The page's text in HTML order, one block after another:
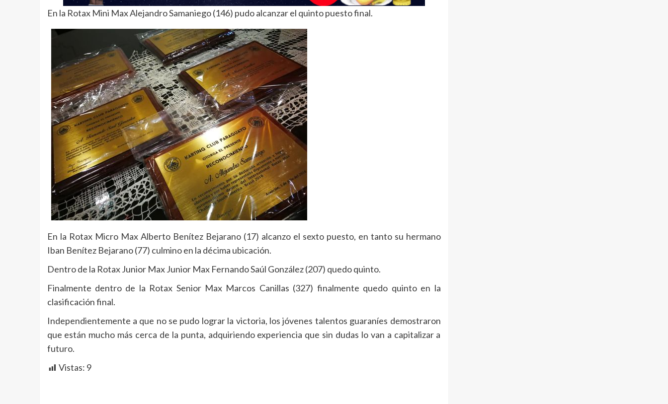
En la Rotax Mini Max Alejandro Samaniego (146) pudo alcanzar el quinto puesto final.
En la Rotax Micro Max Alberto Benítez Bejarano (17) alcanzo el sexto puesto, en tanto su hermano
Iban Benítez Bejarano (77) culmino en la décima ubicación.
Dentro de la Rotax Junior Max Junior Max Fernando Saúl González (207) quedo quinto.
Finalmente dentro de la Rotax Senior Max Marcos Canillas (327) finalmente quedo quinto en la
clasificación final.
Independientemente a que no se pudo lograr la victoria, los jóvenes talentos guaraníes demostraron
que están mucho más cerca de la punta, adquiriendo experiencia que sin dudas lo van a capitalizar a
futuro.
Vistas: 9